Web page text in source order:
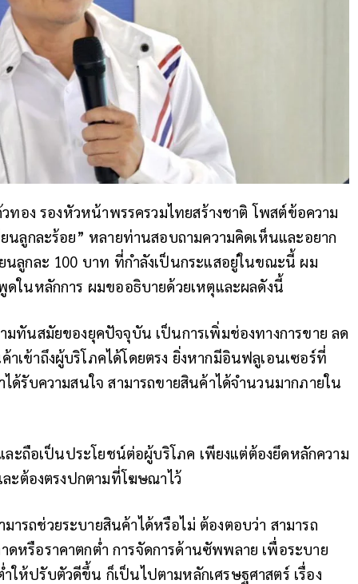
อง รองหัวหน้าพรรครวมไทยสร้างชาติ โพสต์ข้อความ
นลูกละร้อย” หลายท่านสอบถามความคิดเห็นและอยาก
ลูกละ 100 บาท ที่กำลังเป็นกระแสอยู่ในขณะนี้ ผม
ในหลักการ ผมขออธิบายด้วยเหตุและผลดังนี้
ทันสมัยของยุคปัจจุบัน เป็นการเพิ่มช่องทางการขาย ลด
เข้าถึงผู้บริโภคได้โดยตรง ยิ่งหากมีอินฟลูเอนเซอร์ที่
ด้รับความสนใจ สามารถขายสินค้าได้จำนวนมากภายใน
ละถือเป็นประโยชน์ต่อผู้บริโภค เพียงแต่ต้องยึดหลักความ
ะต้องตรงปกตามที่โฆษณาไว้
ารถช่วยระบายสินค้าได้หรือไม่ ต้องตอบว่า สามารถ
ดหรือราคาตกต่ำ การจัดการด้านซัพพลาย เพื่อระบาย
ำให้ปรับตัวดีขึ้น ก็เป็นไปตามหลักเศรษฐศาสตร์ เรื่อง